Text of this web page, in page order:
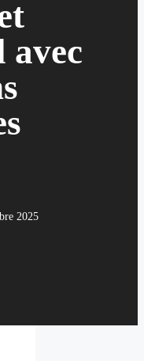
avec
2025